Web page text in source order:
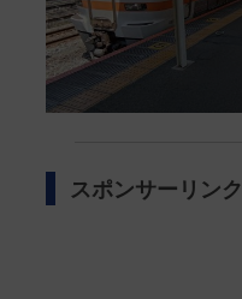
スポンサーリンク